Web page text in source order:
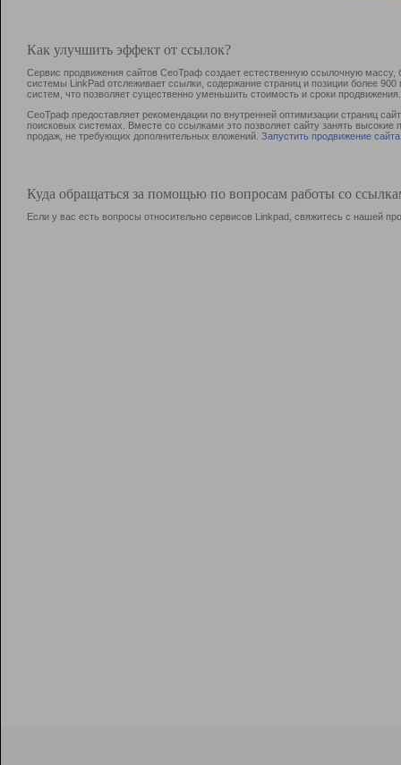
Как улучшить эффект от ссылок?
Сервис продвижения сайтов СеоТраф создает естественную ссылочную
системы LinkPad отслеживает ссылки, содержание страниц и позиции более
систем, что позволяет существенно уменьшить стоимость и сроки продвижения.
СеоТраф предоставляет рекомендации по внутренней оптимизации страниц
поисковых системах. Вместе со ссылками это позволяет сайту занять
продаж, не требующих дополнительных вложений. Запустить продвижение сайта
Куда обращаться за помощью по вопросам работы со
Если у вас есть вопросы относительно сервисов Linkpad, свяжитесь с нашей